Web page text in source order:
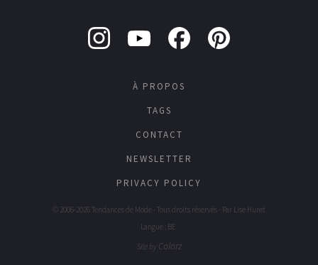
À PROPOS
TAGS
CONTACT
NEWSLETTER
PRIVACY POLICY
© 2006-2026 Tendances de Mode - Tous droits réservés - Par Lise Huret
Langue : BE
Site by Colorz